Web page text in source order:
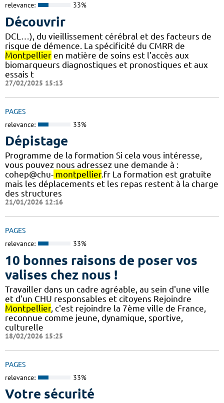
relevance: 33%
Découvrir
DCL…), du vieillissement cérébral et des facteurs de
risque de démence. La spécificité du CMRR de
Montpellier en matière de soins est l'accès aux
biomarqueurs diagnostiques et pronostiques et aux
essais t
27/02/2025 15:13
PAGES
relevance: 33%
Dépistage
Programme de la formation Si cela vous intéresse,
vous pouvez nous adressez une demande à :
cohep@chu- montpellier.fr La formation est gratuite
mais les déplacements et les repas restent à la charge
des structures
21/01/2026 12:16
PAGES
relevance: 33%
10 bonnes raisons de poser vos
valises chez nous !
Travailler dans un cadre agréable, au sein d'une ville
et d'un CHU responsables et citoyens Rejoindre
Montpellier, c'est rejoindre la 7ème ville de France,
reconnue comme jeune, dynamique, sportive,
culturelle
18/02/2026 15:25
PAGES
relevance: 33%
Votre sécurité